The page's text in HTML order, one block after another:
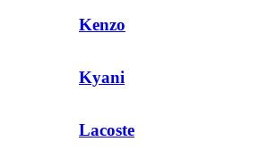
Kenzo
Kyani
Lacoste